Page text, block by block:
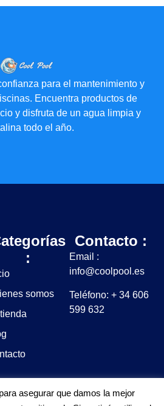
para el mantenimiento y
Encuentra productos de
y disfruta de un agua limpia y
todo el año.
:
somos
Contacto :
Email :
info@coolpool.es
Teléfono: + 34 606
599 632
asegurar que damos la mejor